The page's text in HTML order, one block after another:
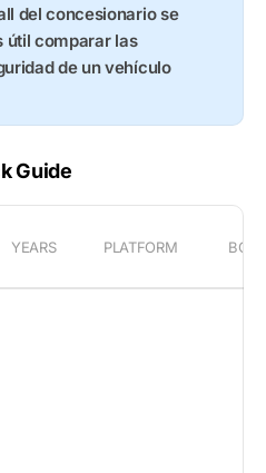
del concesionario se
útil comparar las
de un vehículo
Guide
YEARS PLATFORM